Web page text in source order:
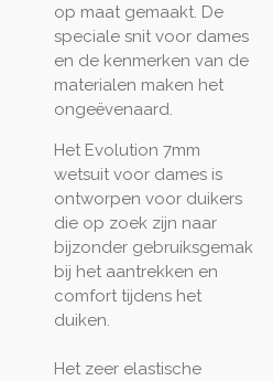
op maat gemaakt. De
speciale snit voor dames
en de kenmerken van de
materialen maken het
ongeëvenaard.
Het Evolution 7mm
wetsuit voor dames is
ontworpen voor duikers
die op zoek zijn naar
bijzonder gebruiksgemak
bij het aantrekken en
comfort tijdens het
duiken.
Het zeer elastische